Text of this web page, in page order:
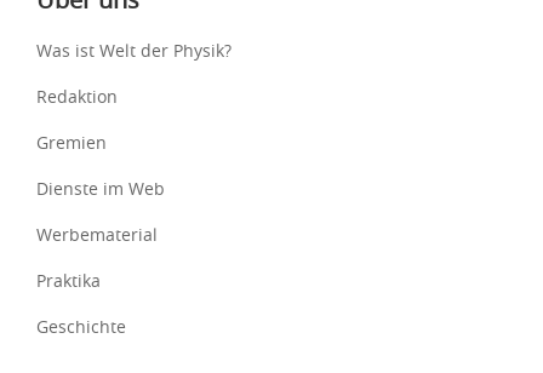
Was ist Welt der Physik?
Redaktion
Gremien
Dienste im Web
Werbematerial
Praktika
Geschichte